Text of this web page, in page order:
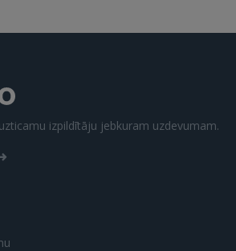
izpildītāju jebkuram uzdevumam.